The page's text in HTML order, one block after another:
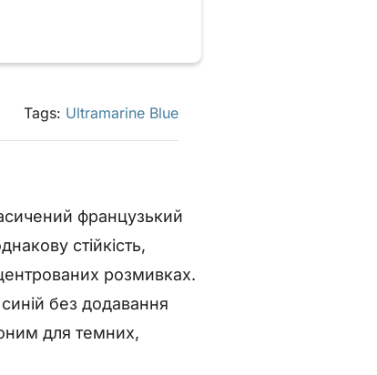
Tags: Ultramarine Blue
французький
стійкість,
розмивках.
без додавання
для темних,